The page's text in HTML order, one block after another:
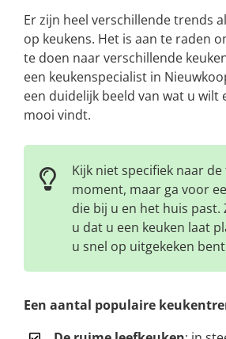
Er zijn heel verschillende trends
op keukens. Het is aan te raden
te doen naar verschillende
een keukenspecialist in
een duidelijk beeld van wat u wilt
mooi vindt.
Kijk niet specifiek naar
moment, maar ga voor
die bij u en het huis
u dat u een keuken laat
u snel op uitgekeken
Een aantal populaire